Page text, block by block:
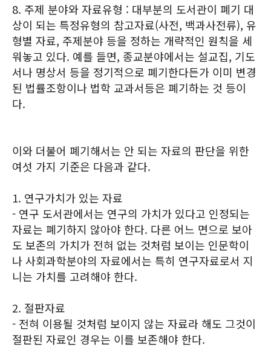
8. 주제 분야와 자료유형 : 대부분의 도서관이 폐기 대
상이 되는 특정유형의 참고자료(사전, 백과사전류), 유
형별 자료, 주제분야 등을 정하는 개략적인 원칙을 세
워놓고 있다. 예를 들면, 종교분야에서는 설교집, 기도
서나 명상서 등을 정기적으로 폐기한다든가 이미 변경
된 법률조항이나 법학 교과서등은 폐기하는 것 등이
다.
이와 더불어 폐기해서는 안 되는 자료의 판단을 위한
여섯 가지 기준은 다음과 같다.
1. 연구가치가 있는 자료
- 연구 도서관에서는 연구의 가치가 있다고 인정되는
자료는 폐기하지 않아야 한다. 다른 어느 면으로 보아
도 보존의 가치가 전혀 없는 것처럼 보이는 인문학이
나 사회과학분야의 자료에서는 특히 연구자료로서 지
니는 가치를 고려해야 한다.
2. 절판자료
- 전혀 이용될 것처럼 보이지 않는 자료라 해도 그것이
절판된 자료인 경우는 이를 보존해야 한다.